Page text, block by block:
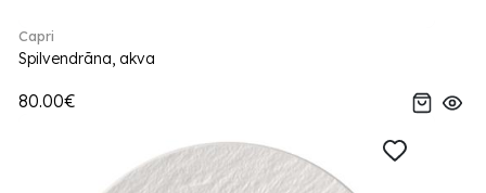
Capri
Spilvendrāna, akva
80.00€